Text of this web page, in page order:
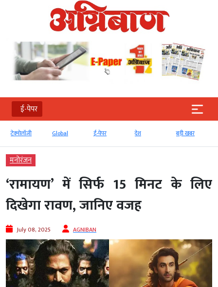
ई-पेपर
टेक्‍नोलॉजी Global ई-पेपर देश बड़ी खबर
मनोरंजन
‘रामायण’ में सिर्फ 15 मिनट के लिए
दिखेगा रावण, जानिए वजह
July 08, 2025 AGNIBAN